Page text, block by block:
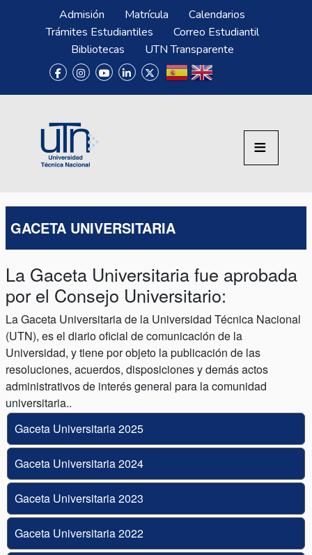
Pasar al contenido principal
Menú SuperiorAdmisión Matrícula
Calendarios
Trámites Estudiantiles
Correo Estudiantil
Bibliotecas
UTN Transparente
GACETA UNIVERSITARIA
La Gaceta Universitaria fue aprobada
por el Consejo Universitario:
La Gaceta Universitaria de la Universidad Técnica Nacional
(UTN), es el diario oficial de comunicación de la
Universidad, y tiene por objeto la publicación de las
resoluciones, acuerdos, disposiciones y demás actos
administrativos de interés general para la comunidad
universitaria..
Gaceta Universitaria 2025
Gaceta Universitaria 2024
Gaceta Universitaria 2023
Gaceta Universitaria 2022